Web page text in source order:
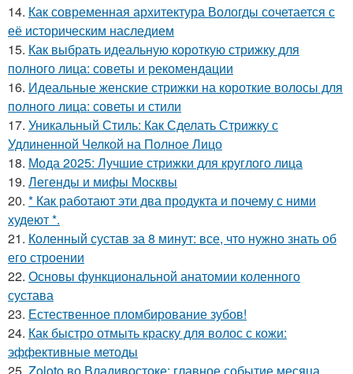
14. Как современная архитектура Вологды сочетается с
её историческим наследием
15. Как выбрать идеальную короткую стрижку для
полного лица: советы и рекомендации
16. Идеальные женские стрижки на короткие волосы для
полного лица: советы и стили
17. Уникальный Стиль: Как Сделать Стрижку с
Удлиненной Челкой на Полное Лицо
18. Мода 2025: Лучшие стрижки для круглого лица
19. Легенды и мифы Москвы
20. * Как работают эти два продукта и почему с ними
худеют *.
21. Коленный сустав за 8 минут: все, что нужно знать об
его строении
22. Основы функциональной анатомии коленного
сустава
23. Естественное пломбирование зубов!
24. Как быстро отмыть краску для волос с кожи:
эффективные методы